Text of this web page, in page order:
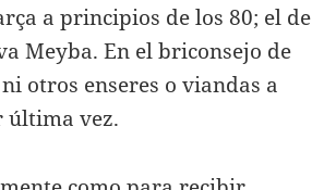
a principios de los 80; el de
Meyba. En el briconsejo de
otros enseres o viandas a
última vez.